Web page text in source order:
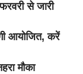
से जारी
आयोजित, करें
मौका